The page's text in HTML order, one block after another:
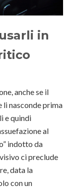
in
anche se il
li nasconde prima
e quindi
al
indotto da
ci preclude
data la
con un